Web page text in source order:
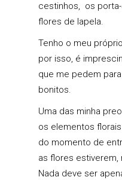
cestinhos, os
flores de lapela.
Tenho o meu
por isso, é
que me pedem
bonitos.
Uma das minha
os elementos
do momento de
as flores estiverem,
Nada deve ser